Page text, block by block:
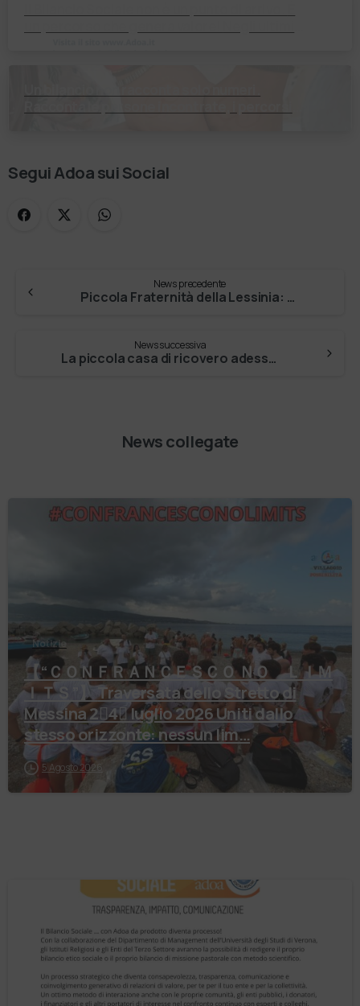
Segui Adoa sui Social
News precedente
Piccola Fraternità della Lessinia: trent’anni e non sentirli
News successiva
La piccola casa di ricovero adesso è grande
News collegate
Notizie
【 “ＣＯＮＦＲＡＮＣＥＳＣＯ ＮＯ ＬＩＭ
ＩＴＳ”】 Traversata dello Stretto di
Messina 2⃣4⃣ luglio 2026 Uniti dallo
stesso orizzonte: nessun lim…
5 Agosto 2026